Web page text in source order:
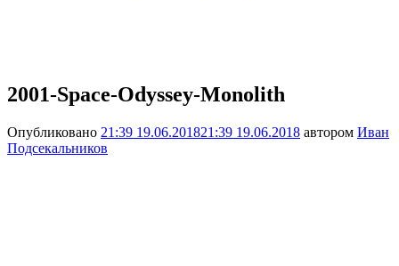
2001-Space-Odyssey-Monolith
Опубликовано 21:39 19.06.201821:39 19.06.2018 автором Иван
Подсекальников